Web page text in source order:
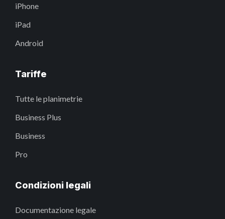
iPhone
iPad
Android
Tariffe
Tutte le planimetrie
Business Plus
Business
Pro
Condizioni legali
Documentazione legale